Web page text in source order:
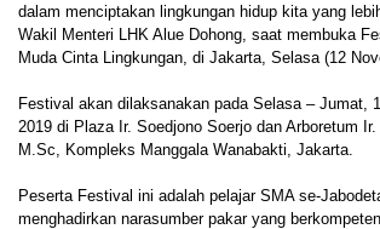
dalam menciptakan lingkungan hidup kita yang
Wakil Menteri LHK Alue Dohong, saat membuka
Muda Cinta Lingkungan, di Jakarta, Selasa (12
Festival akan dilaksanakan pada Selasa – Jumat,
2019 di Plaza Ir. Soedjono Soerjo dan Arboretum Ir.
M.Sc, Kompleks Manggala Wanabakti, Jakarta.
Peserta Festival ini adalah pelajar SMA se-
menghadirkan narasumber pakar yang